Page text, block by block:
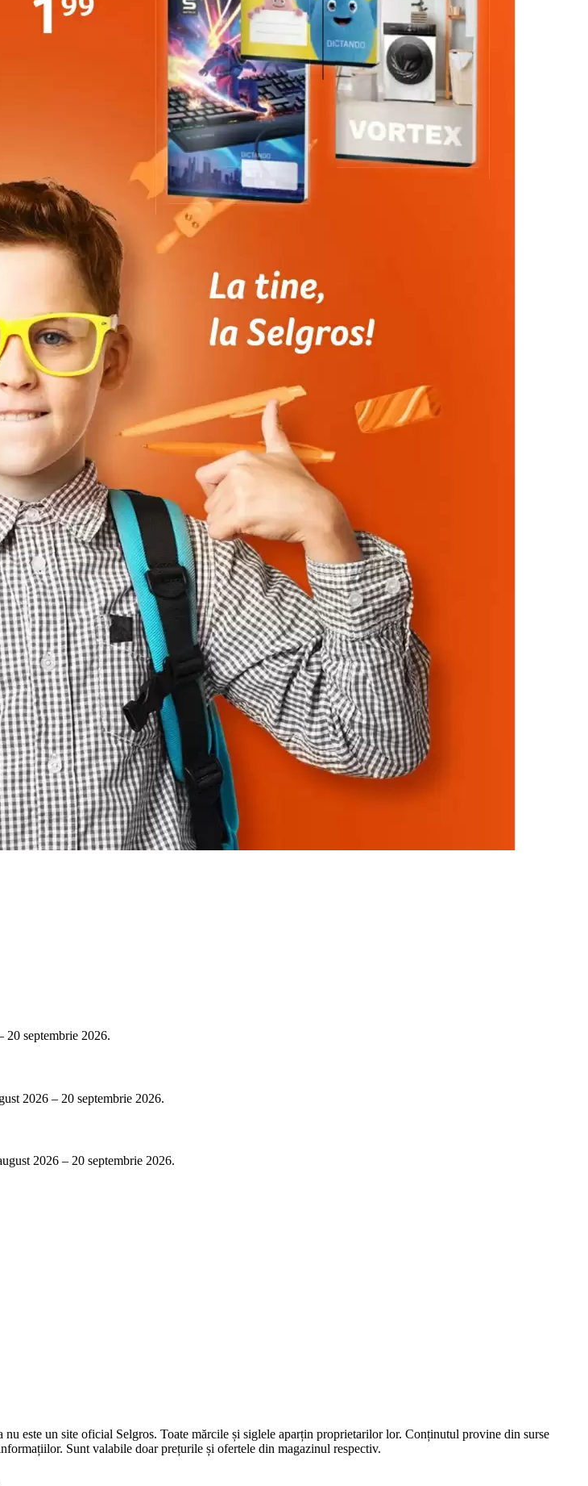
20 septembrie 2026.
2026 – 20 septembrie 2026.
2026 – 20 septembrie 2026.
este un site oficial Selgros. Toate mărcile și siglele aparțin proprietarilor lor. Conținutul provine din surse
Sunt valabile doar prețurile și ofertele din magazinul respectiv.